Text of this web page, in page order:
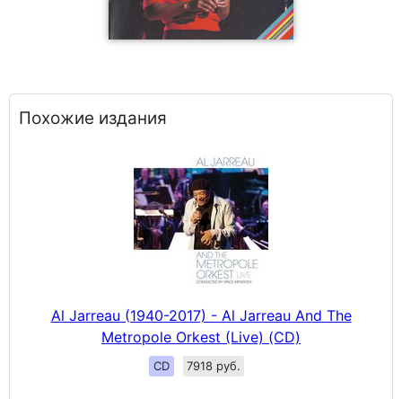
Похожие издания
Al Jarreau (1940-2017) - Al Jarreau And The
Metropole Orkest (Live) (CD)
CD 7918 руб.